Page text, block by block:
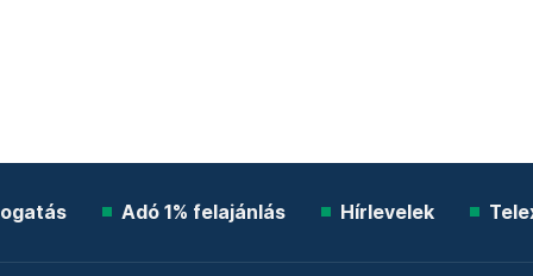
Adó 1% felajánlás Hírlevelek